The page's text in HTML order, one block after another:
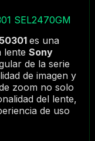
SEL2470GM
es una
lente Sony
de la serie
de imagen y
zoom no solo
del lente,
de uso